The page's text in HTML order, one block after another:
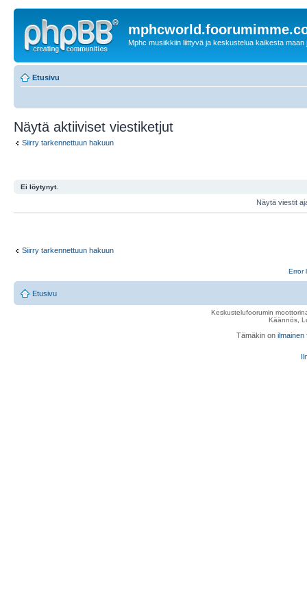
Mphc musiikkiin liittyvä ja keskustelua kaikesta maan
Etusivu
Näytä aktiiviset viestiketjut
Siirry tarkennettuun hakuun
Ei löytynyt.
Näytä viestit
Siirry tarkennettuun hakuun
Error
Etusivu
Keskustelufoorumin
Käännös,
Tämäkin on ilmainen